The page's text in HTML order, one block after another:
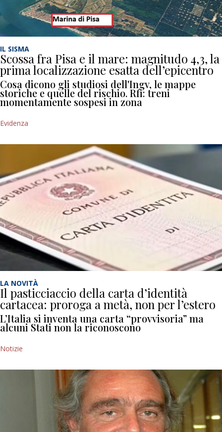
IL SISMA
Scossa fra Pisa e il mare: magnitudo 4,3, la
prima localizzazione esatta dell’epicentro
Cosa dicono gli studiosi dell'Ingv, le mappe
storiche e quelle del rischio. Rfi: treni
momentamente sospesi in zona
Evidenza
LA NOVITÀ
Il pasticciaccio della carta d’identità
cartacea: proroga a metà, non per l’estero
L’Italia si inventa una carta “provvisoria” ma
alcuni Stati non la riconoscono
Notizie